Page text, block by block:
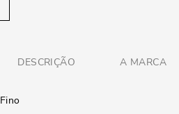
DESCRIÇÃO A MARCA
Fino